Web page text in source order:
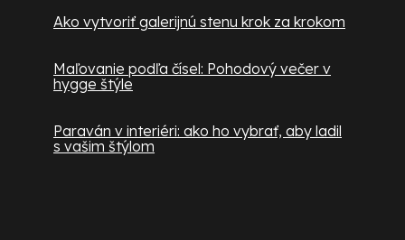
Ako vytvoriť galerijnú stenu krok za krokom
Maľovanie podľa čísel: Pohodový večer v
hygge štýle
Paraván v interiéri: ako ho vybrať, aby ladil
s vašim štýlom